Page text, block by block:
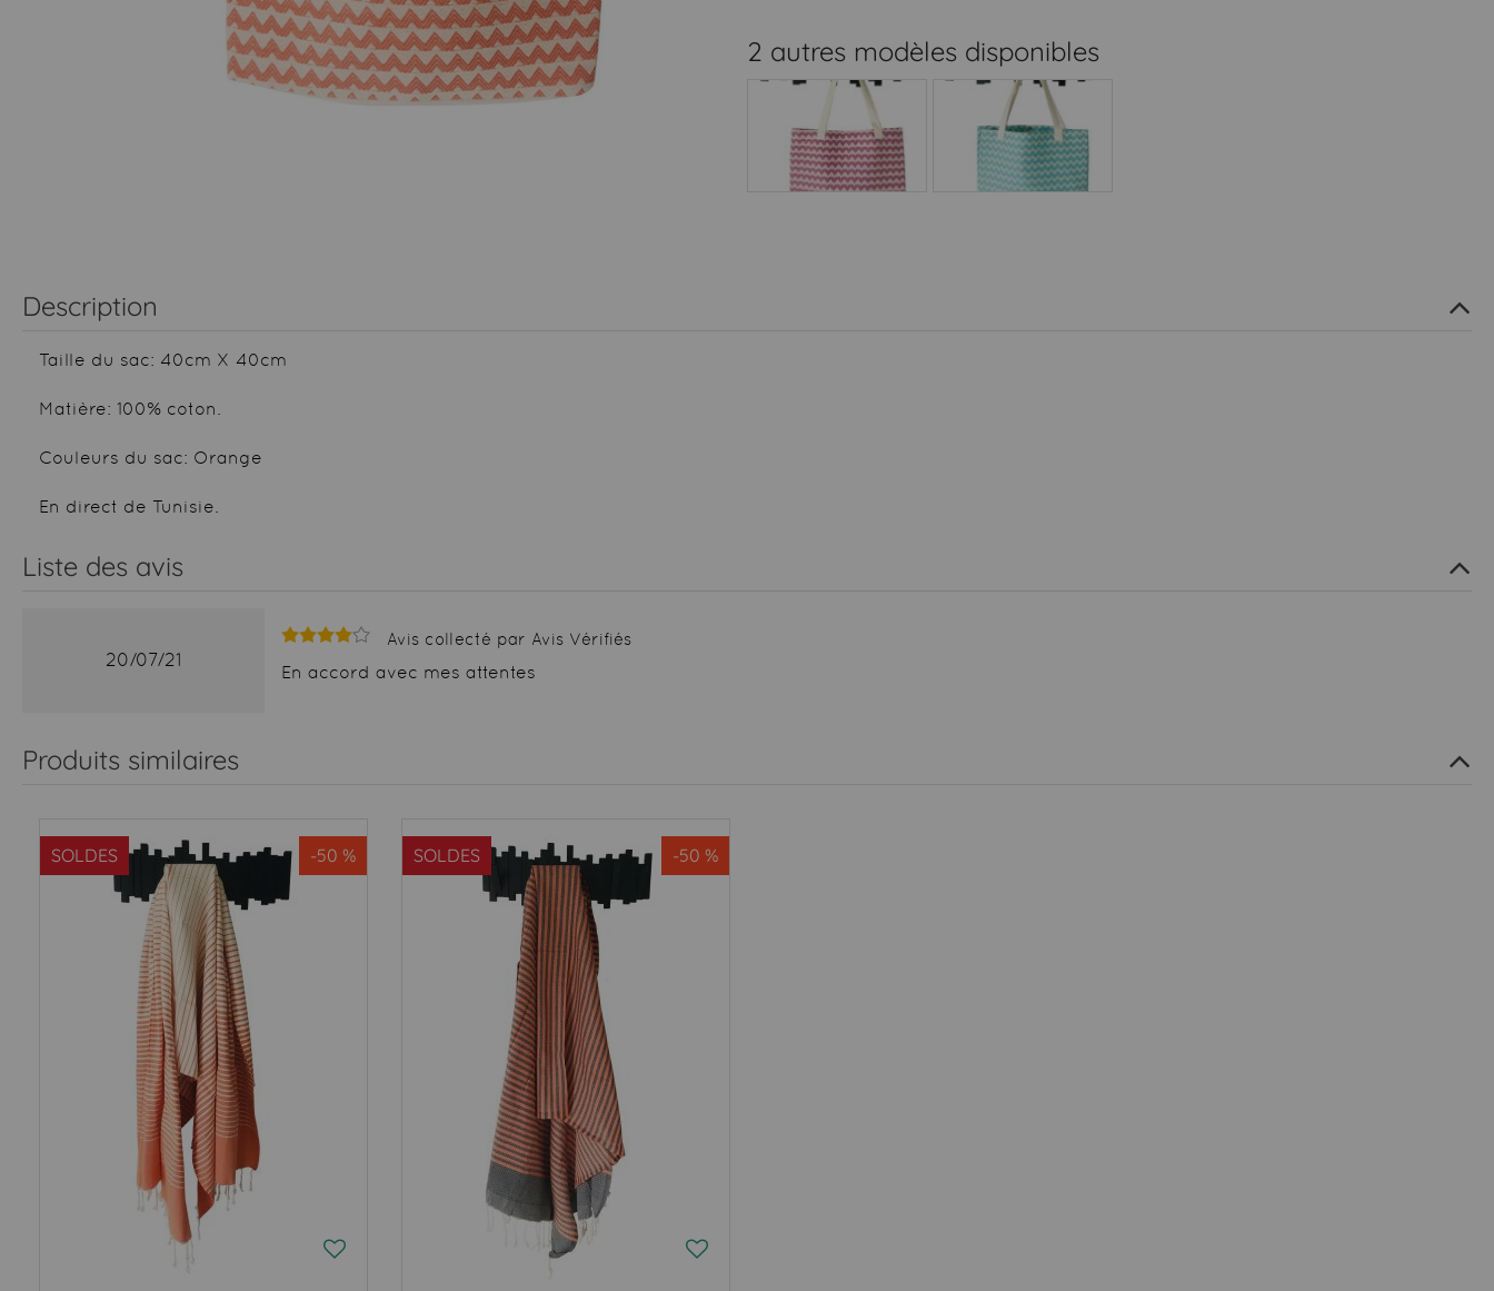
2 autres modèles disponibles
Description
Taille du sac: 40cm X 40cm
Matière: 100% coton.
Couleurs du sac: Orange
En direct de Tunisie.
Liste des avis
20/07/21
Avis collecté par Avis Vérifiés
En accord avec mes attentes
Produits similaires
SOLDES -50 % SOLDES -50 %